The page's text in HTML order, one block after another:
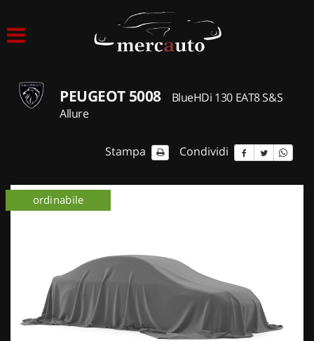
ACQUISTIAMO USATO
NOLEGGIO AUTO
NOLEGGIO BREVE TERMINE
CONTATTI
PEUGEOT 5008
BlueHDi 130 EAT8 S&S
Allure
Stampa Condividi
ordinabile